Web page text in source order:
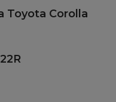
Toyota Corolla